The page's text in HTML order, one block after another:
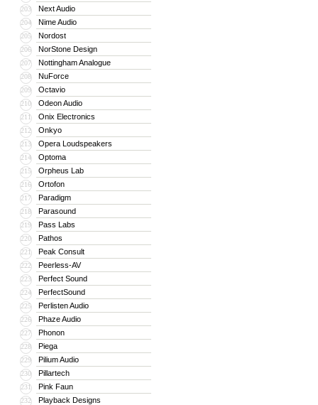
203 Next Audio
204 Nime Audio
205 Nordost
206 NorStone Design
207 Nottingham Analogue
208 NuForce
209 Octavio
210 Odeon Audio
211 Onix Electronics
212 Onkyo
213 Opera Loudspeakers
214 Optoma
215 Orpheus Lab
216 Ortofon
217 Paradigm
218 Parasound
219 Pass Labs
220 Pathos
221 Peak Consult
222 Peerless-AV
223 Perfect Sound
224 PerfectSound
225 Perlisten Audio
226 Phaze Audio
227 Phonon
228 Piega
229 Pilium Audio
230 Pillartech
231 Pink Faun
232 Playback Designs